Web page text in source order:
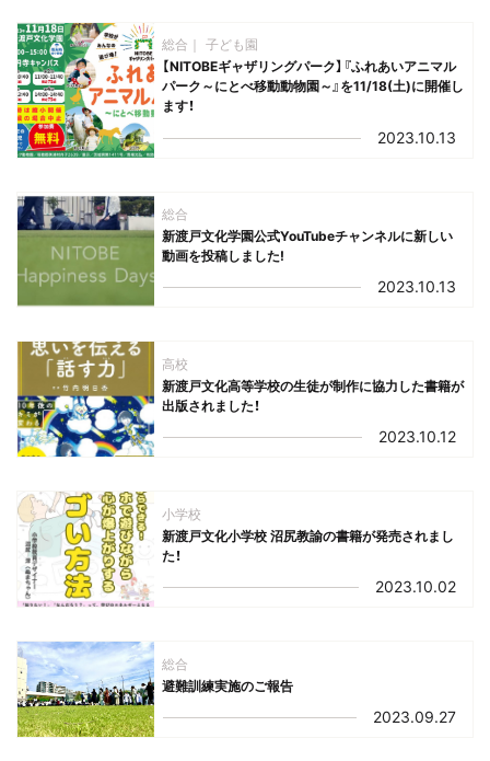
総合
子ども園
【NITOBEギャザリングパーク】『ふれあいアニマル
パーク～にとべ移動動物園～』を11/18(土)に開催し
ます！
2023.10.13
総合
新渡戸文化学園公式YouTubeチャンネルに新しい
動画を投稿しました!
2023.10.13
高校
新渡戸文化高等学校の生徒が制作に協力した書籍が
出版されました！
2023.10.12
小学校
新渡戸文化小学校 沼尻教諭の書籍が発売されまし
た！
2023.10.02
総合
避難訓練実施のご報告
2023.09.27